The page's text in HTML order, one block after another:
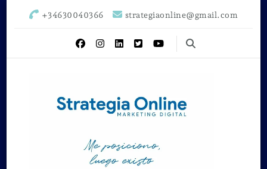
+34630040366 strategiaonline@gmail.com